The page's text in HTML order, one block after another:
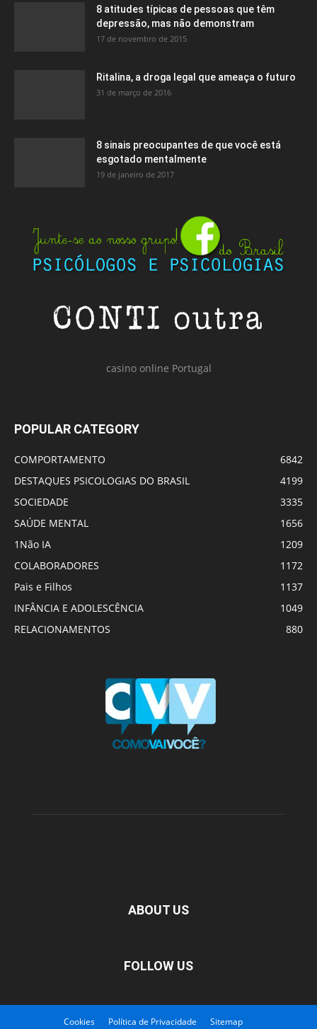
8 atitudes típicas de pessoas que têm
depressão, mas não demonstram
17 de novembro de 2015
Ritalina, a droga legal que ameaça o futuro
31 de março de 2016
8 sinais preocupantes de que você está
esgotado mentalmente
19 de janeiro de 2017
casino online Portugal
POPULAR CATEGORY
COMPORTAMENTO
6842
DESTAQUES PSICOLOGIAS DO BRASIL
4199
SOCIEDADE
3335
SAÚDE MENTAL
1656
1Não IA
1209
COLABORADORES
1172
Pais e Filhos
1137
INFÂNCIA E ADOLESCÊNCIA
1049
RELACIONAMENTOS
880
ABOUT US
FOLLOW US
Cookies Política de Privacidade Sitemap